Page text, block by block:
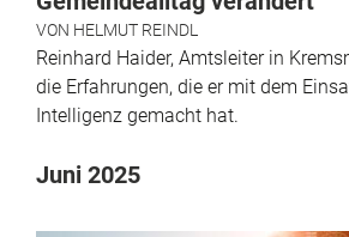
VON HELMUT REINDL
Reinhard Haider, Amtsleiter in
die Erfahrungen, die er mit dem
Intelligenz gemacht hat.
Juni 2025